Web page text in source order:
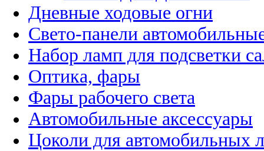
Дневные ходовые огни
Свето-панели
Набор ламп для подсветки
Оптика, фары
Фары рабочего света
Автомобильные аксессуары
Цоколи для автомобильных